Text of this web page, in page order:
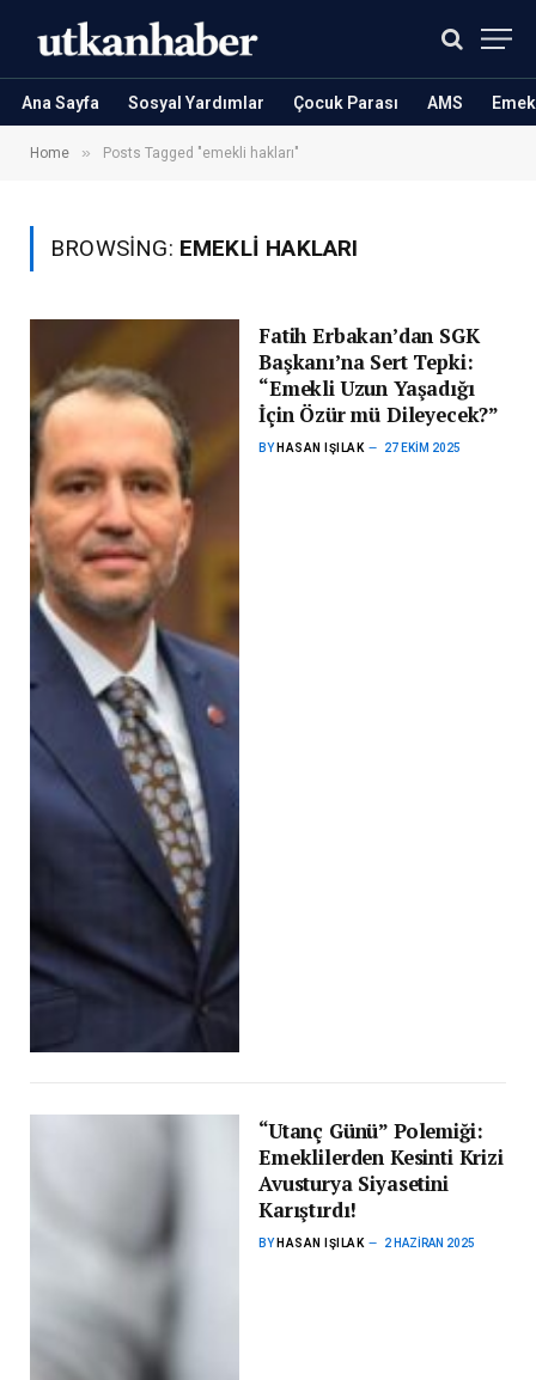
Ana Sayfa Sosyal Yardımlar Çocuk Parası AMS
Home » Posts Tagged "emekli hakları"
BROWSING: EMEKLI HAKLARI
Fatih Erbakan’dan SGK
Başkanı’na Sert Tepki:
“Emekli Uzun Yaşadığı
İçin Özür mü Dileyecek?”
BY HASAN IŞILAK 27 EKIM 2025
“Utanç Günü” Polemiği:
Emeklilerden Kesinti Krizi
Avusturya Siyasetini
Karıştırdı!
BY HASAN IŞILAK 2 HAZIRAN 2025